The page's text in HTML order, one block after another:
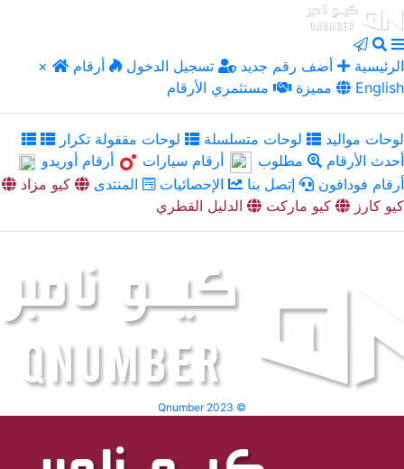
× الرئيسية أضف رقم جديد تسجيل الدخول
أرقام
مميزة
مستثمري الأرقام English
لوحات مواليد لوحات متسلسلة
لوحات مقفولة تكرار
أحدث الأرقام
مطلوب أرقام سيارات
أرقام أوريدو
أرقام فودافون
إتصل بنا الإحصائيات المنتدى
كيو مزاد
كيو كارز
كيو ماركت الدليل القطري
Qnumber 2023 ©